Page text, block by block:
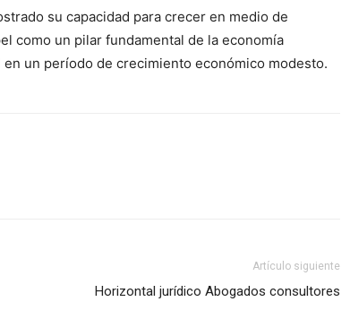
su capacidad para crecer en medio de
como un pilar fundamental de la economía
un período de crecimiento económico modesto.
Artículo siguiente
Horizontal jurídico Abogados consultores